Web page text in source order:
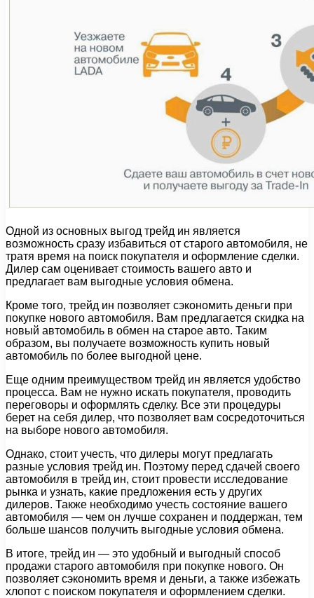
Одной из основных выгод трейд ин является
возможность сразу избавиться от старого автомобиля, не
тратя время на поиск покупателя и оформление сделки.
Дилер сам оценивает стоимость вашего авто и
предлагает вам выгодные условия обмена.
Кроме того, трейд ин позволяет сэкономить деньги при
покупке нового автомобиля. Вам предлагается скидка на
новый автомобиль в обмен на старое авто. Таким
образом, вы получаете возможность купить новый
автомобиль по более выгодной цене.
Еще одним преимуществом трейд ин является удобство
процесса. Вам не нужно искать покупателя, проводить
переговоры и оформлять сделку. Все эти процедуры
берет на себя дилер, что позволяет вам сосредоточиться
на выборе нового автомобиля.
Однако, стоит учесть, что дилеры могут предлагать
разные условия трейд ин. Поэтому перед сдачей своего
автомобиля в трейд ин, стоит провести исследование
рынка и узнать, какие предложения есть у других
дилеров. Также необходимо учесть состояние вашего
автомобиля — чем он лучше сохранен и поддержан, тем
больше шансов получить выгодные условия обмена.
В итоге, трейд ин — это удобный и выгодный способ
продажи старого автомобиля при покупке нового. Он
позволяет сэкономить время и деньги, а также избежать
хлопот с поиском покупателя и оформлением сделки.